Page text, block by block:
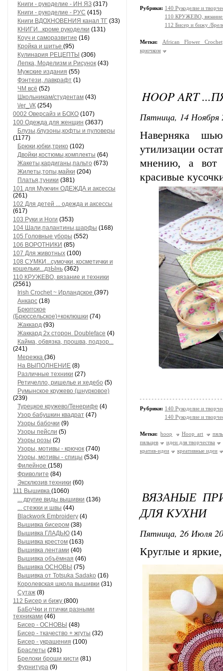
Книги - рукоделие - ИН ЯЗ (317)
Книги - рукоделие - РУС (415)
Книги ВДОХНОВЕНИЯ канал ТГ (33)
КНИГИ...кроме рукоделки (131)
Коуч и саморазвитие (16)
Кройка и шитье (95)
Кулинария РЕЦЕПТЫ (306)
Лепка, Моделизм и Рисунок (43)
Мужские издания (55)
Фэнтези, лавкрафт (1)
ЧМ всё (52)
Школьникам/студентам (43)
\/еr_\/К (254)
0002 Оверсайз и БОХО (107)
100 Одежда для женщин (3637)
Блузы,блузоны,кофты и пуловеры
(1177)
Брюки,юбки,трико (102)
Двойки,костюмы,комплекты (64)
Жакеты,кардиганы,пальто (673)
Жилеты,топы,майки (204)
Платья,туники (381)
101 для Мужчин ОДЕЖДА и аксессы
(261)
102 Для детей ... одежда и аксессы
(617)
103 Руки и Ноги (353)
104 Шали,палантины,шарфы (168)
105 Головные уборы (552)
106 ВОРОТНИКИ (85)
107 Для животных (100)
108 СУМКИ...сумочки, косметички и
кошельки...дзЫнь (362)
110 КРУЖЕВО, вязание и техники
(2561)
Irish Crochet ~ Ирландское (397)
Анкарс (18)
Брюггское
(Брюссельское)+коклюшки (74)
Жаккард (93)
Жаккард 2х сторон. Doubleface (4)
Кайма, обвязка, прошва, подзор...
(241)
Мережка (36)
На ВЫПОЛНЕНИЕ (8)
Различные техники (27)
Ретичелло, ришелье и хедебо (5)
Румынское кружево (шнурковое)
(239)
Турецкое кружево/Тенерифе (4)
Узор бабушкин квадрат (47)
Узоры бабочки (9)
Узоры пейсли (5)
Узоры розы (2)
Узоры, мотивы - крючок (740)
Узоры, мотивы - спицы (534)
Филейное (158)
Фриволите (84)
Эксклюзив техники (60)
111 Вышивка (1060)
... другие виды вышивки (136)
... стежки и швы (44)
Blackwork Embroidery (4)
Вышивка бисером (38)
Вышивка ГЛАДЬЮ (14)
Вышивка крестом (163)
Вышивка лентами (40)
Вышивка объёмная (46)
Вышивка ОСНОВЫ (75)
Вышивка от Totsuka Sadako (16)
Королевская школа вышивки (31)
Сутаж (8)
112 Бисер и бижу (800)
БаБоЧки и птички разными
техниками (46)
Бисер - ОСНОВЫ (48)
Бисер - ткачество + жгуты (32)
Бисер - украшения (100)
Браслеты (281)
Брелоки броши кисти (81)
Фурнитура (9)
Рубрики: 140 Рукоделие и
110 КРУЖЕВО, вязание
112 Бисер и бижу /
Метки:
African Flower Crochet
крючком
HOOP ART
Пятница, 14 Ноября
Наверняка
утилизации
мнению, а вот
красивые
Рубрики: 140 Рукоделие и
140 Рукоделие и
Метки: hoop Hoop art
пяльцев
идеи для творчества
кратив-идеи
креативные идеи
ВЯЗАНЫЕ
ДЛЯ КУХНИ
Пятница, 26 Июля
Круглые и